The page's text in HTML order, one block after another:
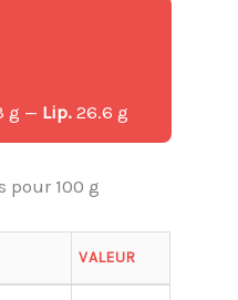
g — Lip. 26.6 g
100 g
VALEUR